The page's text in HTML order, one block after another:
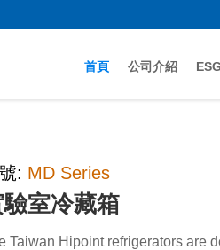
首頁 公司介紹 ESG
: MD Series
驗室冷藏箱
Taiwan Hipoint refrigerators are